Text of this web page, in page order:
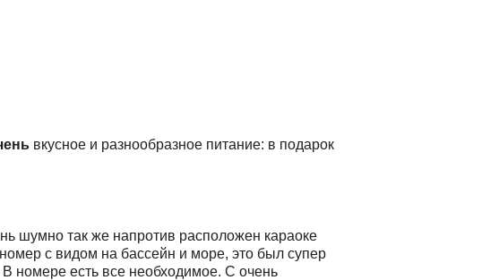
вкусное и разнообразное питание: в подарок
шумно так же напротив расположен караоке
с видом на бассейн и море, это был супер
номере есть все необходимое. С очень